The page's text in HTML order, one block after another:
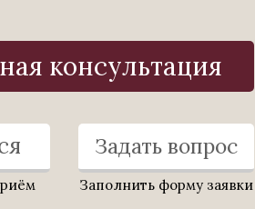
консультация
Задать вопрос
Заполнить форму заявки